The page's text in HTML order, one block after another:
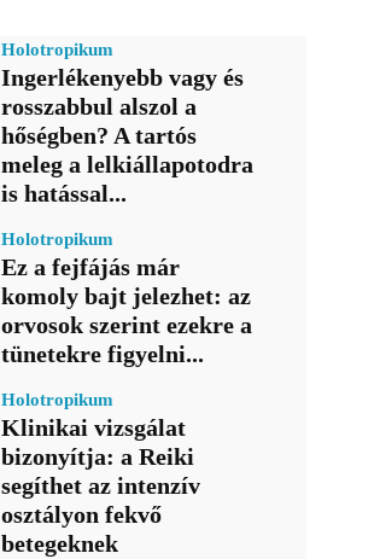
Holotropikum
Ingerlékenyebb vagy és
rosszabbul alszol a
hőségben? A tartós
meleg a lelkiállapotodra
is hatással...
Holotropikum
Ez a fejfájás már
komoly bajt jelezhet: az
orvosok szerint ezekre a
tünetekre figyelni...
Holotropikum
Klinikai vizsgálat
bizonyítja: a Reiki
segíthet az intenzív
osztályon fekvő
betegeknek